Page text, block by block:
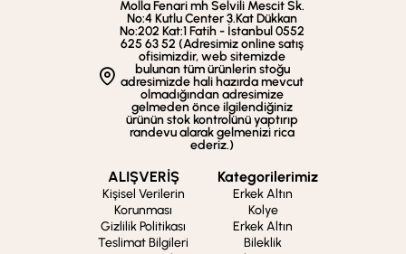
Molla Fenari mh Selvili Mescit Sk.
No:4 Kutlu Center 3.Kat Dükkan
No:202 Kat:1 Fatih - İstanbul 0552
625 63 52 (Adresimiz online satış
ofisimizdir, web sitemizde
bulunan tüm ürünlerin stoğu
adresimizde hali hazırda mevcut
olmadığından adresimize
gelmeden önce ilgilendiğiniz
ürünün stok kontrolünü yaptırıp
randevu alarak gelmenizi rica
ederiz.)
ALIŞVERİŞ
Kişisel Verilerin
Korunması
Gizlilik Politikası
Teslimat Bilgileri
Kategorilerimiz
Erkek Altın
Kolye
Erkek Altın
Bileklik